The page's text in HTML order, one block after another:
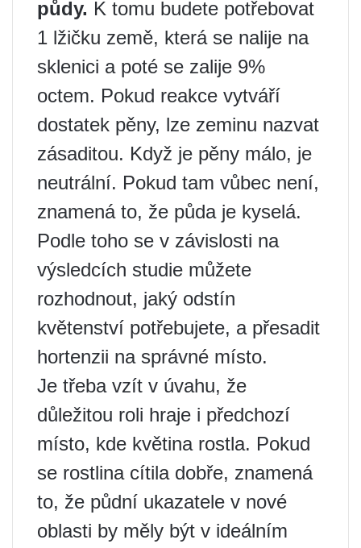
půdy. K tomu budete potřebovat
1 lžičku země, která se nalije na
sklenici a poté se zalije 9%
octem. Pokud reakce vytváří
dostatek pěny, lze zeminu nazvat
zásaditou. Když je pěny málo, je
neutrální. Pokud tam vůbec není,
znamená to, že půda je kyselá.
Podle toho se v závislosti na
výsledcích studie můžete
rozhodnout, jaký odstín
květenství potřebujete, a přesadit
hortenzii na správné místo.
Je třeba vzít v úvahu, že
důležitou roli hraje i předchozí
místo, kde květina rostla. Pokud
se rostlina cítila dobře, znamená
to, že půdní ukazatele v nové
oblasti by měly být v ideálním